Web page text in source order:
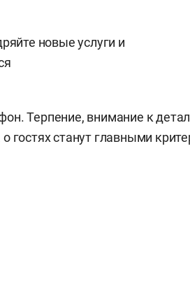
новые услуги и
Терпение, внимание к
гостях станут главными